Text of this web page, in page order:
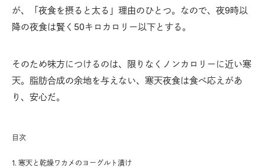
が、「夜食を摂ると太る」理由のひとつ。なので、夜9時以
降の夜食は賢く50キロカロリー以下とする。
そのため味方につけるのは、限りなくノンカロリーに近い寒
天。脂肪合成の余地を与えない、寒天夜食は食べ応えがあ
り、安心だ。
目次
1. 寒天と乾燥ワカメのヨーグルト漬け